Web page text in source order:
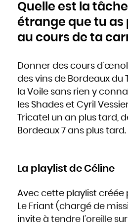
Quelle est la
étrange que tu as
au cours de ta
Donner des cours
des vins de Bordeaux du
la Voile sans rien y
les Shades et Cyril
Tricatel un an plus tard,
Bordeaux 7 ans plus tard.
La playlist de Céline
Avec cette playlist créée
Le Friant (chargé de
invite à tendre l’oreille